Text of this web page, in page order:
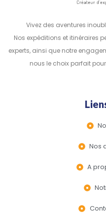
Vivez des aventures
Nos expéditions et itinéraires
experts, ainsi que notre
nous le choix parfait
Nos
A